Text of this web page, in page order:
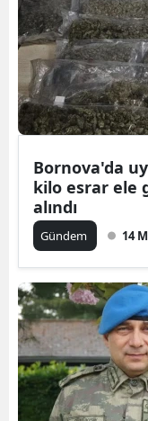
Bornova'da
kilo esrar ele
alındı
Gündem 14